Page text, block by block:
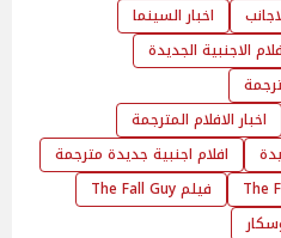
اخبار السينما
الاجنبية الجديدة
اخبار الافلام المترجمة
افلام اجنبية جديدة مترجمة
The
فيلم The Fall Guy